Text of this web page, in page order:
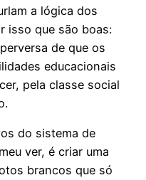
a lógica dos
isso que são boas:
de que os
educacionais
pela classe social
do sistema de
ver, é criar uma
brancos que só